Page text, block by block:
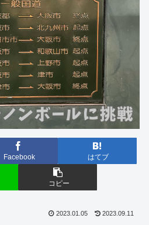
Facebook はてブ
コピー
2023.01.05 2023.09.11